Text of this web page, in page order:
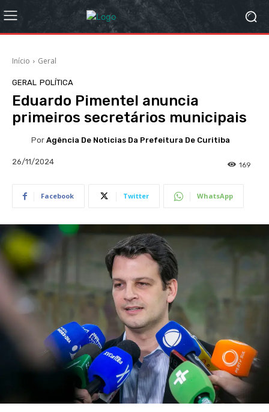
Início Geral
GERAL POLÍTICA
Eduardo Pimentel anuncia
primeiros secretários municipais
Por Agência De Noticias Da Prefeitura De Curitiba
26/11/2024 169
Facebook Twitter WhatsApp